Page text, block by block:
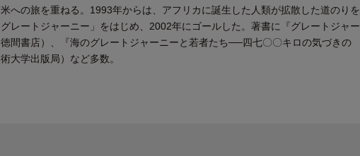
への旅を重ねる。1993年からは、アフリカに誕生した人類が拡散した道のりを
レートジャーニー」をはじめ、2002年にゴールした。著書に『グレートジャー
間書店）、『海のグレートジャーニーと若者たち──四七〇〇キロの気づきの
大学出版局）など多数。